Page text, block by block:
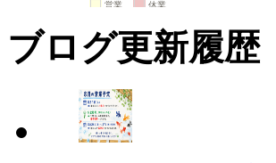
ブログ更新履歴